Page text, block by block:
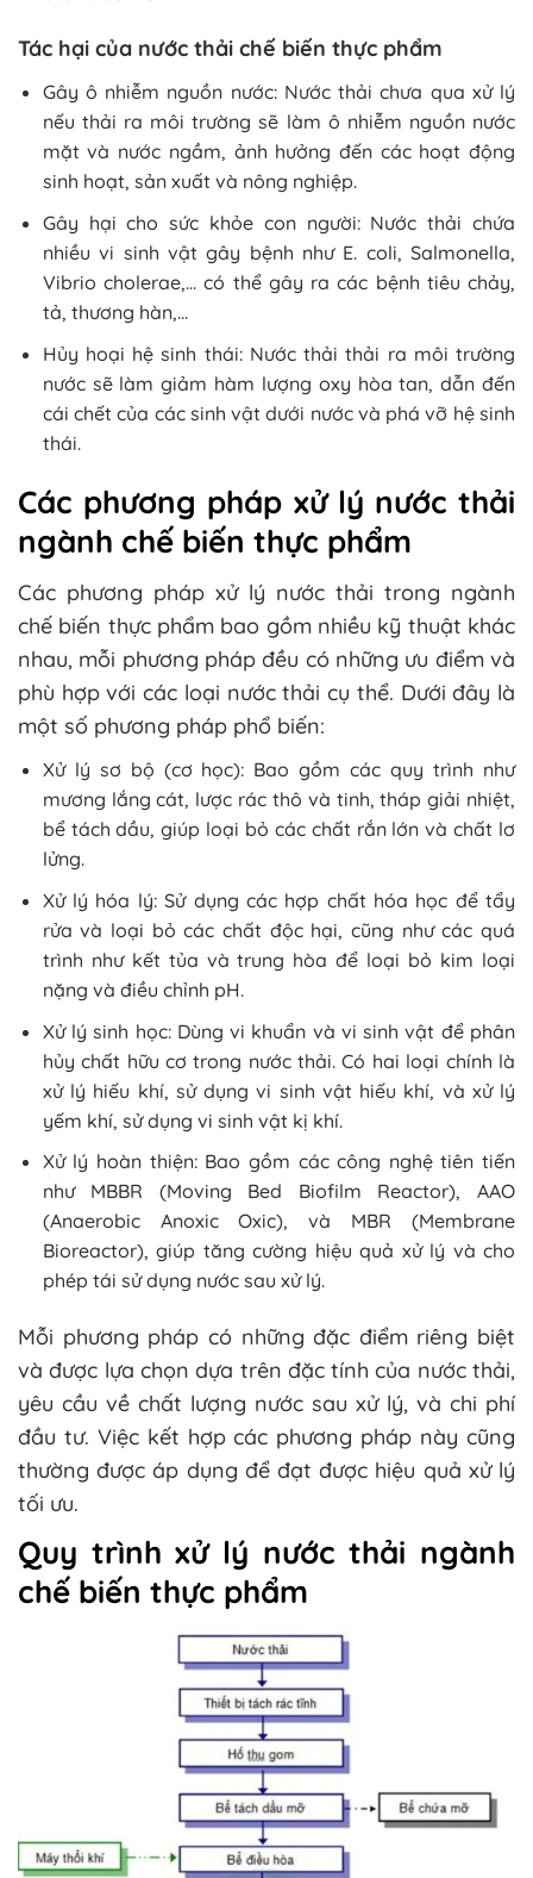
Tác hại của nước thải chế biến thực phẩm
Gây ô nhiễm nguồn nước: Nước thải chưa qua xử lý
nếu thải ra môi trường sẽ làm ô nhiễm nguồn nước
mặt và nước ngầm, ảnh hưởng đến các hoạt động
sinh hoạt, sản xuất và nông nghiệp.
Gây hại cho sức khỏe con người: Nước thải chứa
nhiều vi sinh vật gây bệnh như E. coli, Salmonella,
Vibrio cholerae,… có thể gây ra các bệnh tiêu chảy,
tả, thương hàn,…
Hủy hoại hệ sinh thái: Nước thải thải ra môi trường
nước sẽ làm giảm hàm lượng oxy hòa tan, dẫn đến
cái chết của các sinh vật dưới nước và phá vỡ hệ sinh
thái.
Các phương pháp xử lý nước thải
ngành chế biến thực phẩm
Các phương pháp xử lý nước thải trong ngành
chế biến thực phẩm bao gồm nhiều kỹ thuật khác
nhau, mỗi phương pháp đều có những ưu điểm và
phù hợp với các loại nước thải cụ thể. Dưới đây là
một số phương pháp phổ biến:
Xử lý sơ bộ (cơ học): Bao gồm các quy trình như
mương lắng cát, lược rác thô và tinh, tháp giải nhiệt,
bể tách dầu, giúp loại bỏ các chất rắn lớn và chất lơ
lửng.
Xử lý hóa lý: Sử dụng các hợp chất hóa học để tẩy
rửa và loại bỏ các chất độc hại, cũng như các quá
trình như kết tủa và trung hòa để loại bỏ kim loại
nặng và điều chỉnh pH.
Xử lý sinh học: Dùng vi khuẩn và vi sinh vật để phân
hủy chất hữu cơ trong nước thải. Có hai loại chính là
xử lý hiếu khí, sử dụng vi sinh vật hiếu khí, và xử lý
yếm khí, sử dụng vi sinh vật kị khí.
Xử lý hoàn thiện: Bao gồm các công nghệ tiên tiến
như MBBR (Moving Bed Biofilm Reactor), AAO
(Anaerobic Anoxic Oxic), và MBR (Membrane
Bioreactor), giúp tăng cường hiệu quả xử lý và cho
phép tái sử dụng nước sau xử lý.
Mỗi phương pháp có những đặc điểm riêng biệt
và được lựa chọn dựa trên đặc tính của nước thải,
yêu cầu về chất lượng nước sau xử lý, và chi phí
đầu tư. Việc kết hợp các phương pháp này cũng
thường được áp dụng để đạt được hiệu quả xử lý
tối ưu.
Quy trình xử lý nước thải ngành
chế biến thực phẩm